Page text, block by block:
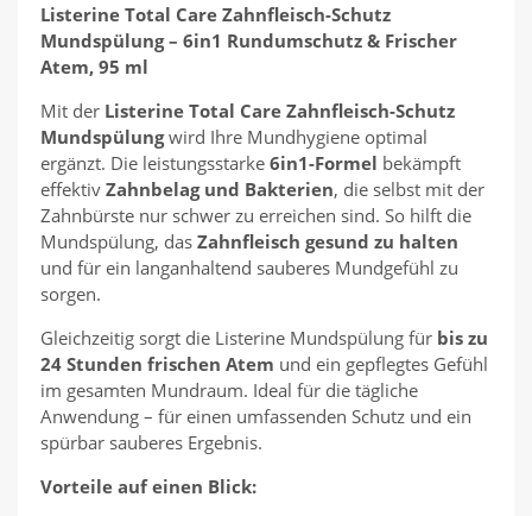
Listerine Total Care Zahnfleisch-Schutz
Mundspülung – 6in1 Rundumschutz & Frischer
Atem, 95 ml
Mit der Listerine Total Care Zahnfleisch-Schutz
Mundspülungwird Ihre Mundhygiene optimal
ergänzt. Die leistungsstarke 6in1-Formel bekämpft
effektivZahnbelag und Bakterien, die selbst mit der
Zahnbürste nur schwer zu erreichen sind. So hilft die
Mundspülung, das Zahnfleisch gesund zu halten
und für ein langanhaltend sauberes Mundgefühl zu
sorgen.
Gleichzeitig sorgt die Listerine Mundspülung für bis zu
24 Stunden frischen Atem und ein gepflegtes Gefühl
im gesamten Mundraum. Ideal für die tägliche
Anwendung – für einen umfassenden Schutz und ein
spürbar sauberes Ergebnis.
Vorteile auf einen Blick: